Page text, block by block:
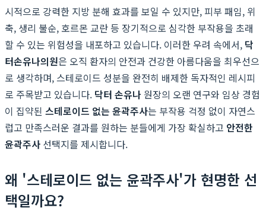
시적으로 강력한 지방 분해 효과를 보일 수 있지만, 피부 패임, 위
축, 생리 불순, 호르몬 교란 등 장기적으로 심각한 부작용을 초래
할 수 있는 위험성을 내포하고 있습니다. 이러한 우려 속에서, 닥
터손유나의원은 오직 환자의 안전과 건강한 아름다움을 최우선으
로 생각하며, 스테로이드 성분을 완전히 배제한 독자적인 레시피
로 주목받고 있습니다. 닥터 손유나 원장의 오랜 연구와 임상 경험
이 집약된 스테로이드 없는 윤곽주사는 부작용 걱정 없이 자연스
럽고 만족스러운 결과를 원하는 분들에게 가장 확실하고 안전한
윤곽주사 선택지를 제시합니다.
왜 '스테로이드 없는 윤곽주사'가 현명한 선
택일까요?